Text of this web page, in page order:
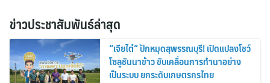
ข่าวประชาสัมพันธ์ล่าสุด
“เจียไต๋” ปักหมุดสุพรรณบุรี! เปิดแปลงโชว์
โซลูชันนาข้าว ขับเคลื่อนการทำนาอย่าง
เป็นระบบ ยกระดับเกษตรกรไทย